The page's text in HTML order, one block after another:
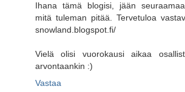
Ihana tämä blogisi, jään
mitä tuleman pitää. Tervetuloa
snowland.blogspot.fi/
Vielä olisi vuorokausi aikaa
arvontaankin :)
Vastaa